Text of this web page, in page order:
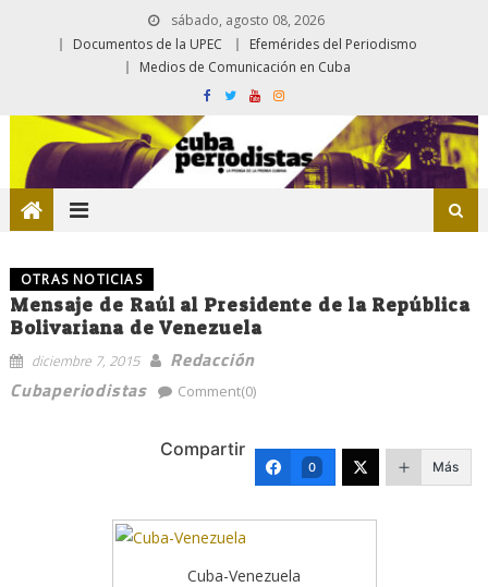
sábado, agosto 08, 2026
Documentos de la UPEC
Efemérides del Periodismo
Medios de Comunicación en Cuba
OTRAS NOTICIAS
Mensaje de Raúl al Presidente de la República
Bolivariana de Venezuela
diciembre 7, 2015
Redacción
Cubaperiodistas
Comment(0)
Compartir
0 Más
Cuba-Venezuela